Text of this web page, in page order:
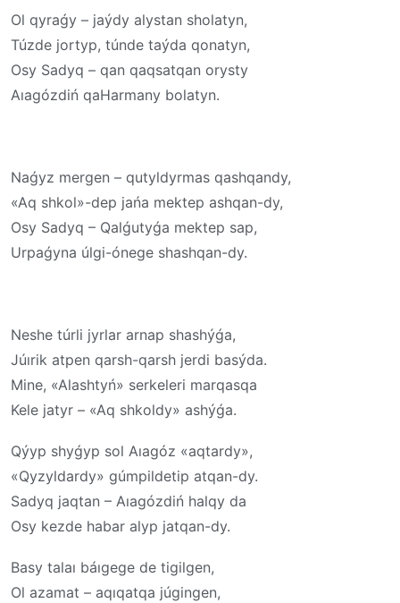
Ol qyraǵy – jaýdy alystan sholatyn,
Túzde jortyp, túnde taýda qonatyn,
Osy Sadyq – qan qaqsatqan orysty
Aıagózdiń qaHarmany bolatyn.
Naǵyz mergen – qutyldyrmas qashqandy,
«Aq shkol»-dep jańa mektep ashqan-dy,
Osy Sadyq – Qalǵutyǵa mektep sap,
Urpaǵyna úlgi-ónege shashqan-dy.
Neshe túrli jyrlar arnap shashýǵa,
Júırik atpen qarsh-qarsh jerdi basýda.
Mine, «Alashtyń» serkeleri marqasqa
Kele jatyr – «Aq shkoldy» ashýǵa.
Qýyp shyǵyp sol Aıagóz «aqtardy»,
«Qyzyldardy» gúmpildetip atqan-dy.
Sadyq jaqtan – Aıagózdiń halqy da
Osy kezde habar alyp jatqan-dy.
Basy talaı báıgege de tigilgen,
Ol azamat – aqıqatqa júgingen,